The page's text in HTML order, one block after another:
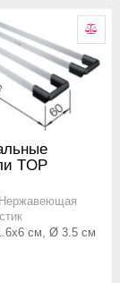
TOP
см, Ø 3.5 см